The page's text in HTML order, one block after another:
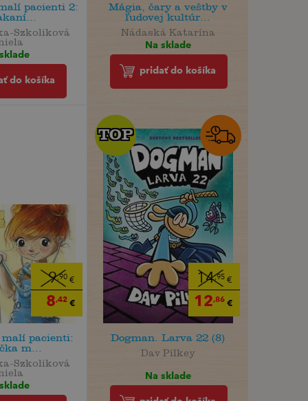
pacienti 2:
Szkoliková
do košíka
9,90 €
8,42 €
pacienti:
m...
Szkoliková
Mágia, čary a veštby v
ľudovej kultúr...
Nádaská Katarína
Na sklade
pridať do košíka
14,95 €
12,86 €
TOP
TOP
Dogman. Larva 22 (8)
Dav Pilkey
Na sklade